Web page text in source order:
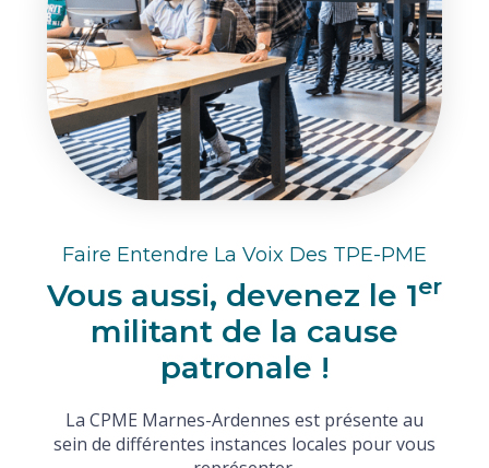
Faire Entendre La Voix Des TPE-PME
Vous aussi, devenez le 1er
militant de la cause
patronale !
La CPME Marnes-Ardennes est présente au
sein de différentes instances locales pour vous